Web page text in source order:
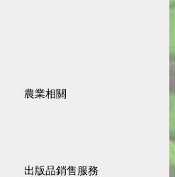
農業相關
出版品銷售服務